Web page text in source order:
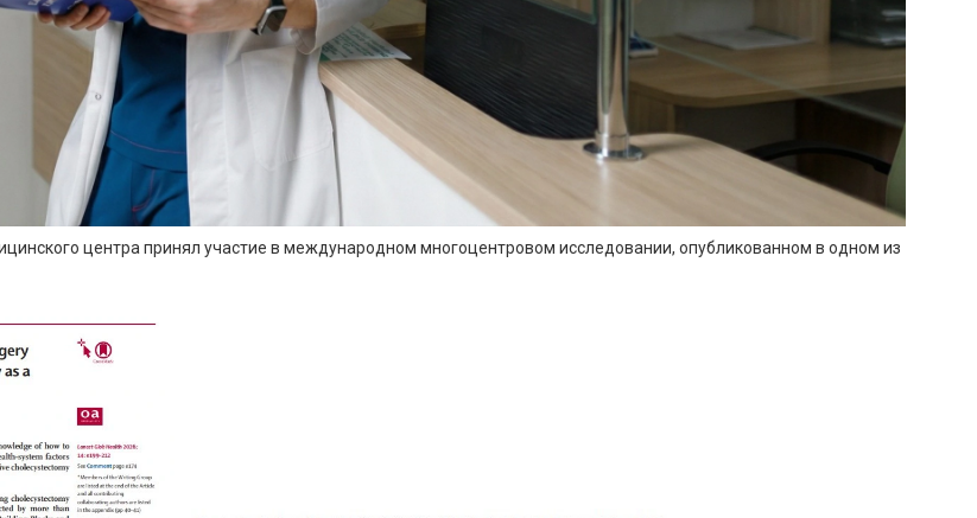
центра принял участие в международном многоцентровом исследовании, опубликованном в одном из